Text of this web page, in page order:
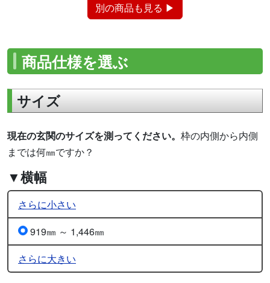
別の商品も見る ▶
商品仕様を選ぶ
サイズ
現在の玄関のサイズを測ってください。 枠の内側から内側
までは何㎜ですか？
▼横幅
さらに小さい
919㎜ ～ 1,446㎜
さらに大きい